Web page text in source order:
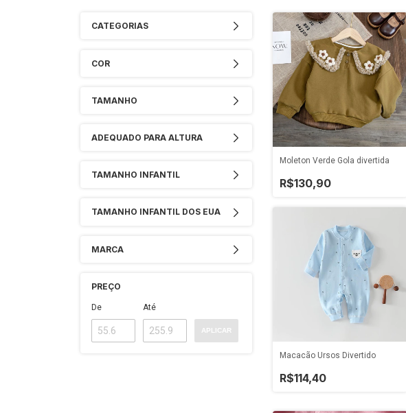
CATEGORIAS
COR
TAMANHO
ADEQUADO PARA ALTURA
TAMANHO INFANTIL
TAMANHO INFANTIL DOS EUA
MARCA
PREÇO
De Até
APLICAR
Moleton Verde Gola divertida
R$130,90
Macacão Ursos Divertido
R$114,40